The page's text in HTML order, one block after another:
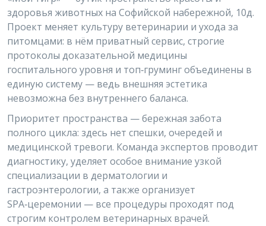
здоровья животных на Софийской набережной, 10д.
Проект меняет культуру ветеринарии и ухода за
питомцами: в нём приватный сервис, строгие
протоколы доказательной медицины
госпитального уровня и топ‑грумингобъединены в
единую систему — ведь внешняя эстетика
невозможна без внутреннего баланса.
Приоритет пространства — бережная забота
полного цикла: здесь нет спешки, очередей и
медицинской тревоги. Команда экспертов проводит
диагностику, уделяет особое внимание узкой
специализации в дерматологии и
гастроэнтерологии, а также организует
SPA‑церемонии — все процедуры проходят под
строгим контролем ветеринарных врачей.